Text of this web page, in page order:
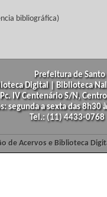
bibliográfica)
Prefeitura de
Digital | Biblioteca
Pc. IV Centenário S/N,
segunda a sexta das
Tel.: (11) 4433-
de Acervos e Biblioteca